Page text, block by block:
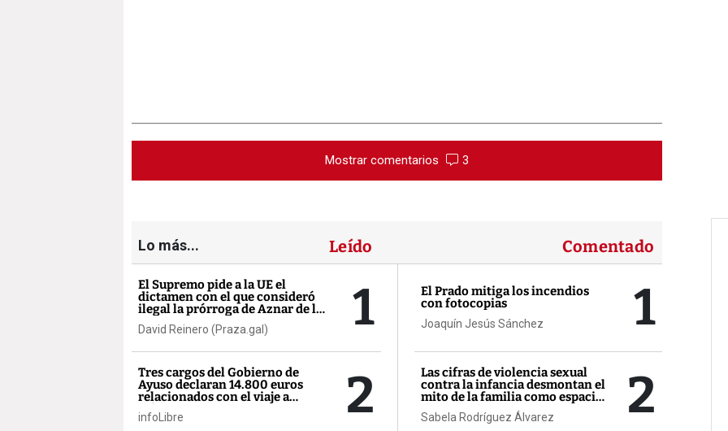
Mostrar comentarios 3
Lo más... Leído Comentado
El Supremo pide a la UE el
dictamen con el que consideró
ilegal la prórroga de Aznar de la
AP-9
David Reinero (Praza.gal) 1
Tres cargos del Gobierno de
Ayuso declaran 14.800 euros
relacionados con el viaje a
México
infoLibre 2
El Prado mitiga los incendios
con fotocopias
Joaquín Jesús Sánchez 1
Las cifras de violencia sexual
contra la infancia desmontan el
mito de la familia como espacio
seguro
Sabela Rodríguez Álvarez 2